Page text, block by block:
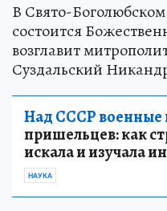
В Свято-
состоится
возглавит
Суздальский
Над СССР военные
пришельцев: как
искала и изучала
НАУКА